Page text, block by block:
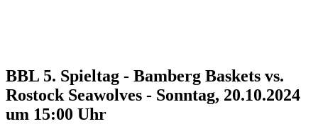
BBL 5. Spieltag - Bamberg Baskets vs.
Rostock Seawolves - Sonntag, 20.10.2024
um 15:00 Uhr